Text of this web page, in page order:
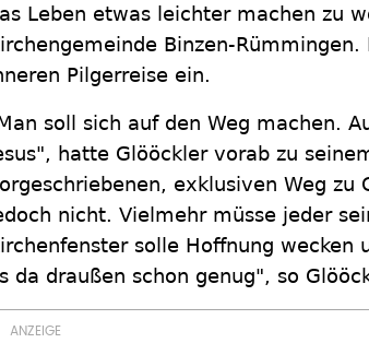
Leben etwas leichter machen zu
Binzen-
Pilgerreise ein.
soll sich auf den Weg machen.
hatte Glööckler vorab zu
exklusiven Weg zu
nicht. Vielmehr müsse jeder
solle Hoffnung
da draußen schon genug", so